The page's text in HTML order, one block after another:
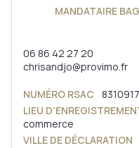
MANDATAIRE
06 86 42 27 20
chrisandjo@provimo.fr
NUMÉRO RSAC
LIEU
commerce
VILLE DE DÉCLARATION